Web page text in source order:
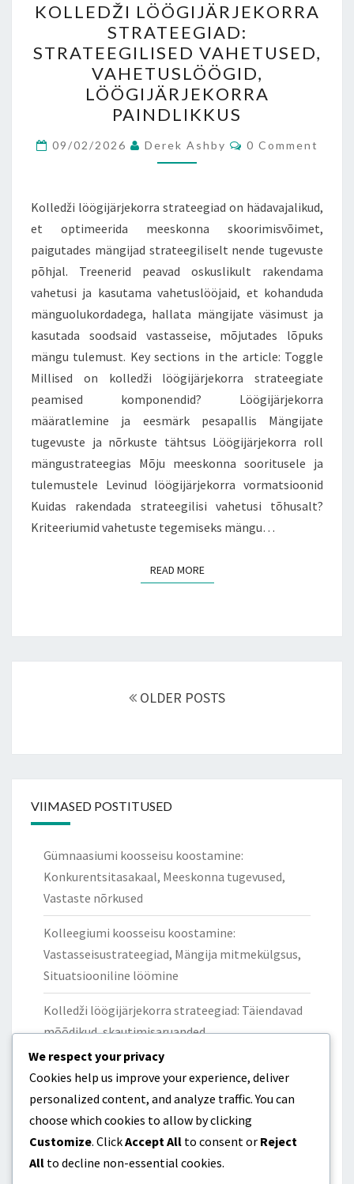
LÖÖGIJÄRJEKORRA
STRATEEGIAD:
STRATEEGILISED
VAHETUSED,
VAHETUSLÖÖGID,
LÖÖGIJÄRJEKORRA
PAINDLIKKUS
KOLLEDŽI LÖÖGIJÄRJEKORRA
STRATEEGIAD:
STRATEEGILISED VAHETUSED,
VAHETUSLÖÖGID,
LÖÖGIJÄRJEKORRA
PAINDLIKKUS
09/02/2026 Derek Ashby Comments
0 Comment
Kolledži löögijärjekorra strateegiad on hädavajalikud,
et optimeerida meeskonna skoorimisvõimet,
paigutades mängijad strateegiliselt nende tugevuste
põhjal. Treenerid peavad oskuslikult rakendama
vahetusi ja kasutama vahetuslööjaid, et kohanduda
mänguolukordadega, hallata mängijate väsimust ja
kasutada soodsaid vastasseise, mõjutades lõpuks
mängu tulemust. Key sections in the article: Toggle
Millised on kolledži löögijärjekorra strateegiate
peamised komponendid? Löögijärjekorra
määratlemine ja eesmärk pesapallis Mängijate
tugevuste ja nõrkuste tähtsus Löögijärjekorra roll
mängustrateegias Mõju meeskonna sooritusele ja
tulemustele Levinud löögijärjekorra vormatsioonid
Kuidas rakendada strateegilisi vahetusi tõhusalt?
Kriteeriumid vahetuste tegemiseks mängu…
READ MOREREAD MORE
OLDER POSTS
VIIMASED POSTITUSED
Gümnaasiumi koosseisu koostamine:
Konkurentsitasakaal, Meeskonna tugevused,
Vastaste nõrkused
Kolleegiumi koosseisu koostamine:
Vastasseisustrateegiad, Mängija mitmekülgsus,
Situatsiooniline löömine
Kolledži löögijärjekorra strateegiad: Täiendavad
mõõdikud, skautimisaruanded,
mängusituatsioonid
Kolledži koosseisu koostamine: statistiline
analüüs, mängijate soorituse trendid, mängu
Gümnaasiumi löögijärjekorra vastasseisu
We respect your privacy
Cookies help us improve your experience, deliver
personalized content, and analyze traffic. You can
choose which cookies to allow by clicking
Customize. ClickAccept All to consent or Reject
All to decline non-essential cookies.